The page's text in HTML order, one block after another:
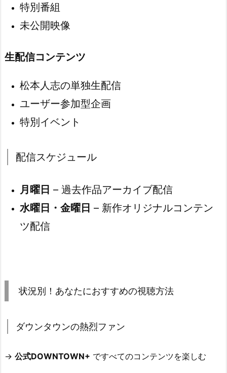
特別番組
未公開映像
生配信コンテンツ
松本人志の単独生配信
ユーザー参加型企画
特別イベント
配信スケジュール
月曜日 – 過去作品アーカイブ配信
水曜日・金曜日 – 新作オリジナルコンテン
ツ配信
状況別！あなたにおすすめの視聴方法
ダウンタウンの熱烈ファン
→ 公式DOWNTOWN+ ですべてのコンテンツを楽しむ